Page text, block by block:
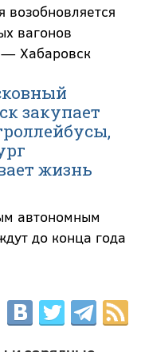
вагонов
Хабаровск
закупает
жизнь
автономным
до конца года